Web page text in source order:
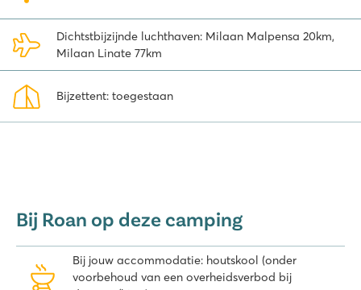
Dichtstbijzijnde luchthaven: Milaan Malpensa 20km,
Milaan Linate 77km
Bijzettent: toegestaan
Bij Roan op deze camping
Bij jouw accommodatie: houtskool (onder
voorbehoud van een overheidsverbod bij